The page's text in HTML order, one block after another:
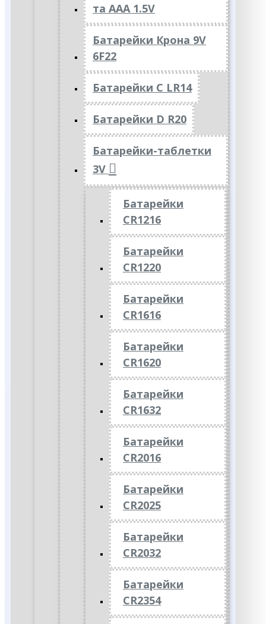
та ААА 1.5V
Батарейки Крона 9V
6F22
Батарейки C LR14
Батарейки D R20
Батарейки-таблетки
3V
Батарейки
CR1216
Батарейки
CR1220
Батарейки
CR1616
Батарейки
CR1620
Батарейки
CR1632
Батарейки
CR2016
Батарейки
CR2025
Батарейки
CR2032
Батарейки
CR2354